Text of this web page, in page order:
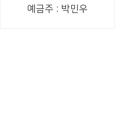
예금주 : 박민우